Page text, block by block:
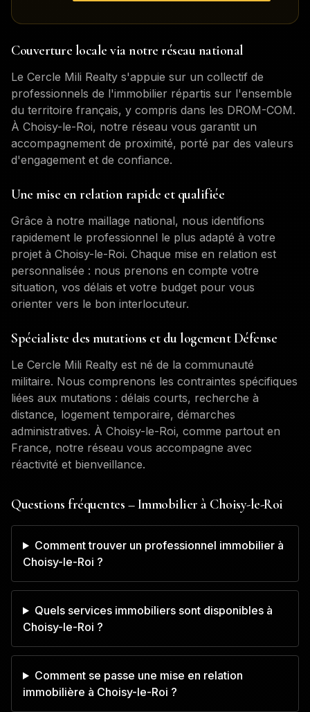
Couverture locale via notre réseau national
Le Cercle Mili Realty s'appuie sur un collectif de
professionnels de l'immobilier répartis sur l'ensemble
du territoire français, y compris dans les DROM-COM.
À Choisy-le-Roi, notre réseau vous garantit un
accompagnement de proximité, porté par des valeurs
d'engagement et de confiance.
Une mise en relation rapide et qualifiée
Grâce à notre maillage national, nous identifions
rapidement le professionnel le plus adapté à votre
projet à Choisy-le-Roi. Chaque mise en relation est
personnalisée : nous prenons en compte votre
situation, vos délais et votre budget pour vous
orienter vers le bon interlocuteur.
Spécialiste des mutations et du logement Défense
Le Cercle Mili Realty est né de la communauté
militaire. Nous comprenons les contraintes spécifiques
liées aux mutations : délais courts, recherche à
distance, logement temporaire, démarches
administratives. À Choisy-le-Roi, comme partout en
France, notre réseau vous accompagne avec
réactivité et bienveillance.
Questions fréquentes – Immobilier à Choisy-le-Roi
Comment trouver un professionnel immobilier à
Choisy-le-Roi ?
Quels services immobiliers sont disponibles à
Choisy-le-Roi ?
Comment se passe une mise en relation
immobilière à Choisy-le-Roi ?